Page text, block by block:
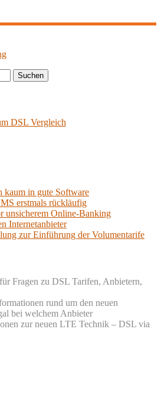
DSL Vergleich
kaum in gute Software
erstmals rückläufig
unsicherem Online-Banking
Internetanbieter
zur Einführung der Volumentarife
Fragen zu DSL Tarifen, Anbietern,
rund um den neuen
bei welchem Anbieter
zur neuen LTE Technik – DSL via